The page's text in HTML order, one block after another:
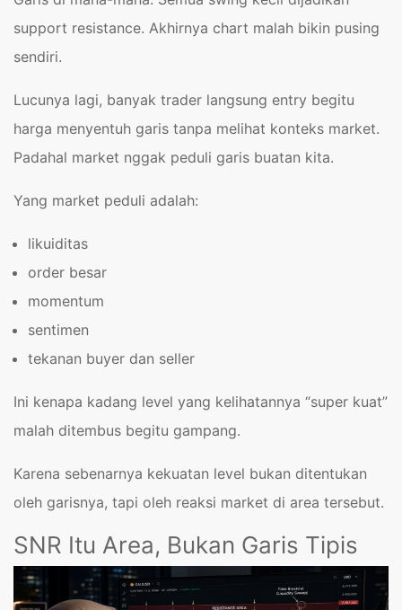
support resistance. Akhirnya chart malah bikin pusing
sendiri.
Lucunya lagi, banyak trader langsung entry begitu
harga menyentuh garis tanpa melihat konteks market.
Padahal market nggak peduli garis buatan kita.
Yang market peduli adalah:
likuiditas
order besar
momentum
sentimen
tekanan buyer dan seller
Ini kenapa kadang level yang kelihatannya “super kuat”
malah ditembus begitu gampang.
Karena sebenarnya kekuatan level bukan ditentukan
oleh garisnya, tapi oleh reaksi market di area tersebut.
SNR Itu Area, Bukan Garis Tipis